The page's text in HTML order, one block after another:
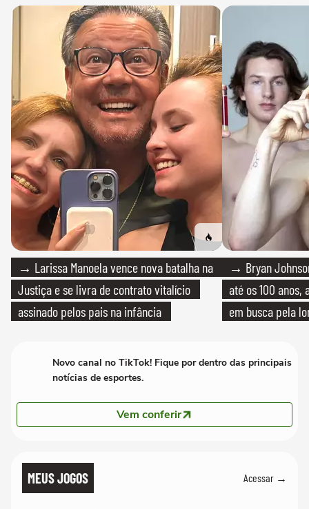
→ Larissa Manoela vence nova batalha na
Justiça e se livra de contrato vitalício
assinado pelos pais na infância
→ Bryan
até os 100
em busca pela
Novo canal no TikTok! Fique por dentro das principais
notícias de esportes.
Vem conferir
MEUS JOGOS Acessar →